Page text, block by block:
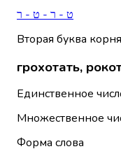
ט - ר - ט - ר
Вторая буква
грохотать,
Единственное
Множественное
Форма слова